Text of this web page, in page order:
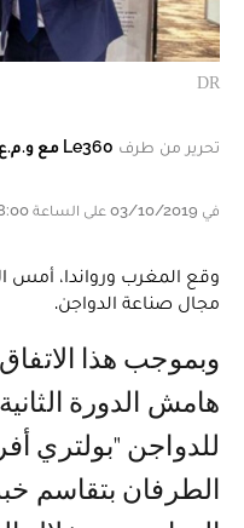
DR
تحرير من طرف Le360 مع و.م.ع
في 03/10/2019 على الساعة 08:00
وقع المغرب ورواندا، أمس
مجال صناعة الدواجن.
وبموجب هذا الاتفاق، الذي تم توقيعه على
هامش الدورة
الطرفان بتقاسم